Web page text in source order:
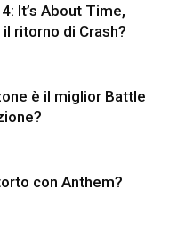
It’s About Time,
ritorno di Crash?
è il miglior Battle
con Anthem?